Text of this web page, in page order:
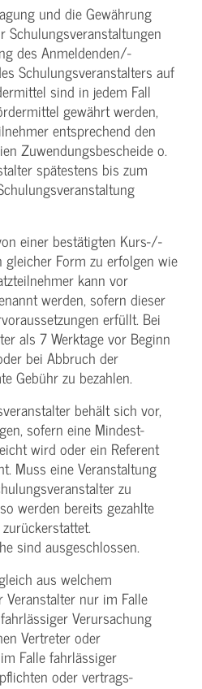
und die Gewährung
des Anmeldenden/­
Schulungs­veranstalters auf
sind in jedem Fall
gewährt werden,
entsprechend den
Zuwendungs­bescheide o.
spätestens bis zum
einer bestätigten Kurs-/­
Form zu erfolgen wie
kann vor
werden, sofern dieser
erfüllt. Bei
als 7 Werktage vor Beginn
bei Abbruch der
Gebühr zu bezahlen.
behält sich vor,
sofern eine Mindest­
wird oder ein Referent
Muss eine Veranstaltung
zu
werden bereits gezahlte
sind ausgeschlossen.
aus welchem
nur im Falle
Verursachung
Vertreter oder
Falle fahrlässiger
oder vertrags­